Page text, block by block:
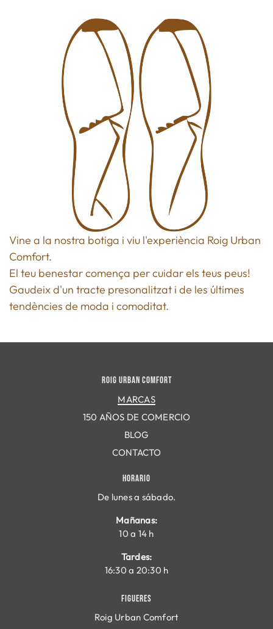
Vine a la nostra botiga i viu l'experiència Roig Urban
Comfort.
El teu benestar comença per cuidar els teus peus!
Gaudeix d'un tracte presonalitzat i de les últimes
tendències de moda i comoditat.
ROIG URBAN COMFORT
MARCAS
150 AÑOS DE COMERCIO
BLOG
CONTACTO
HORARIO
De lunes a sábado.
Mañanas:
10 a 14 h
Tardes:
16:30 a 20:30 h
FIGUERES
Roig Urban Comfort